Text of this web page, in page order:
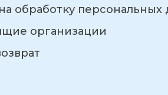
обработку персональных
организации